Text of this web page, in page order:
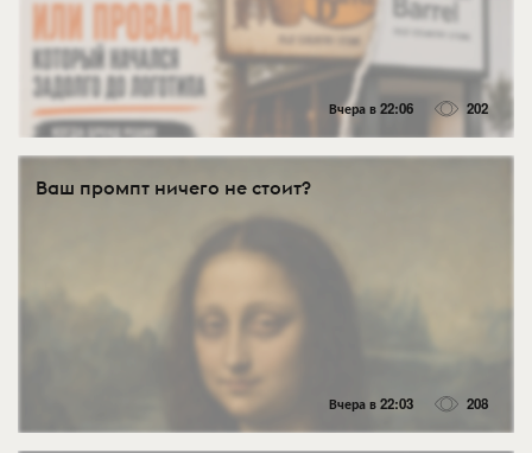
Вчера в 22:06 202
Ваш промпт ничего не стоит?
Вчера в 22:03 208